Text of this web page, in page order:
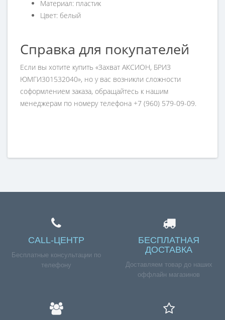
Материал: пластик
Цвет: белый
Справка для покупателей
Если вы хотите купить «Захват АКСИОН, БРИЗ
ЮМГИ301532040», но у вас возникли сложности
соформлением заказа, обращайтесь к нашим
менеджерам по номеру телефона +7 (960) 579-09-09.
CALL-ЦЕНТР
Бесплатные консультации по
телефону
БЕСПЛАТНАЯ
ДОСТАВКА
Доставляем товар до наших
оффлайн магазинов